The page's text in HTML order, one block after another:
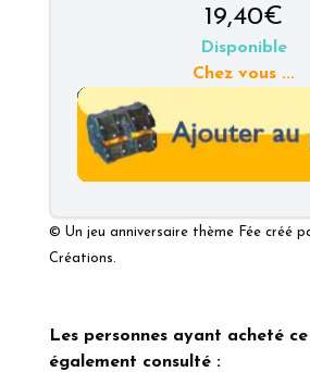
19,40€
Disponible
Chez vous ...
© Un jeu anniversaire thème Féecréé
Créations.
Les personnes ayant acheté
également consulté :